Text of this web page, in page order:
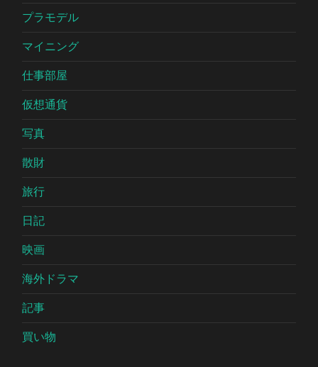
プラモデル
マイニング
仕事部屋
仮想通貨
写真
散財
旅行
日記
映画
海外ドラマ
記事
買い物